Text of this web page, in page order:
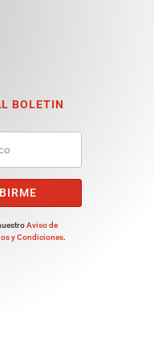
BOLETIN
Aviso de
y Condiciones.